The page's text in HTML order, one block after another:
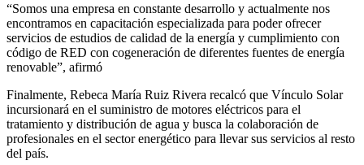
“Somos una empresa en constante desarrollo y actualmente nos
encontramos en capacitación especializada para poder ofrecer
servicios de estudios de calidad de la energía y cumplimiento con
código de RED con cogeneración de diferentes fuentes de energía
renovable”, afirmó
Finalmente, Rebeca María Ruiz Rivera recalcó que Vínculo Solar
incursionará en el suministro de motores eléctricos para el
tratamiento y distribución de agua y busca la colaboración de
profesionales en el sector energético para llevar sus servicios al resto
del país.